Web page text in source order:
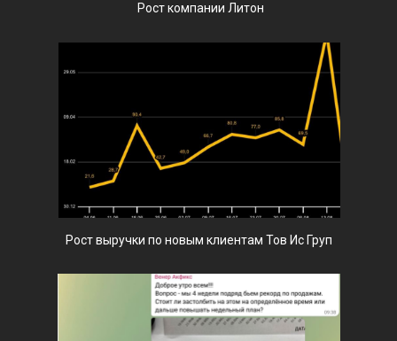
Рост компании Литон
Рост выручки по новым клиентам Тов Ис Груп